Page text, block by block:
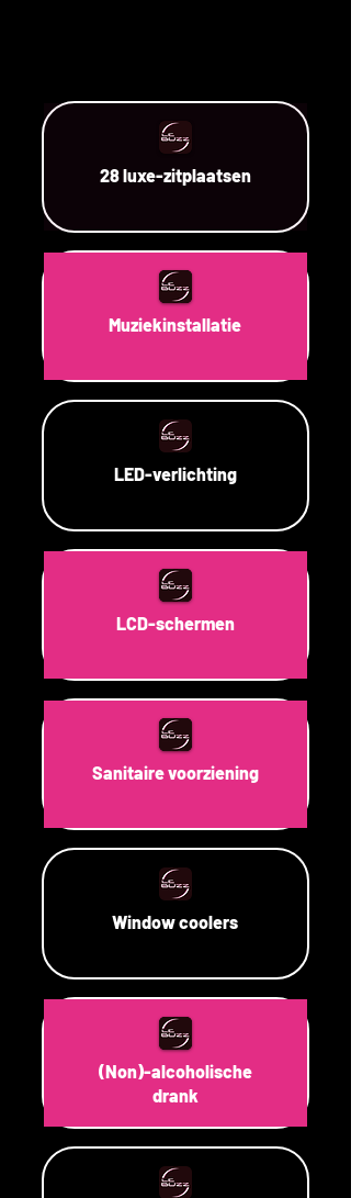
28 luxe-zitplaatsen
Muziekinstallatie
LED-verlichting
LCD-schermen
Sanitaire voorziening
Window coolers
(Non)-alcoholische
drank